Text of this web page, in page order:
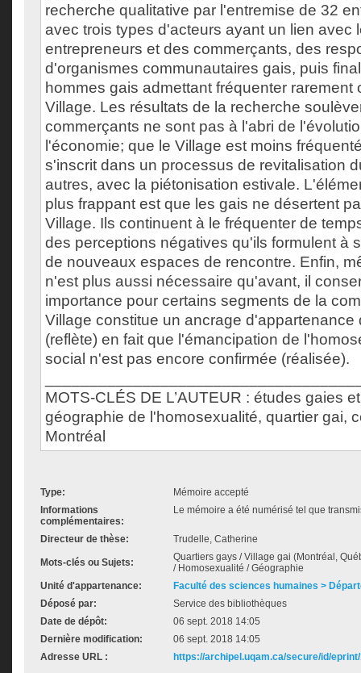
recherche qualitative par l'entremise de 32
avec trois types d'acteurs ayant un lien avec
entrepreneurs et des commerçants, des
d'organismes communautaires gais, puis
hommes gais admettant fréquenter rarement
Village. Les résultats de la recherche
commerçants ne sont pas à l'abri de
l'économie; que le Village est moins
s'inscrit dans un processus de revitalisation
autres, avec la piétonisation estivale.
plus frappant est que les gais ne désertent
Village. Ils continuent à le fréquenter de
des perceptions négatives qu'ils formulent à
de nouveaux espaces de rencontre. Enfin,
n'est plus aussi nécessaire qu'avant, il
importance pour certains segments de la
Village constitue un ancrage d'appartenance
(reflète) en fait que l'émancipation de
social n'est pas encore confirmée (réalisée).
MOTS-CLÉS DE L’AUTEUR : études gaies
géographie de l'homosexualité, quartier gai,
Montréal
Type:
Mémoire accepté
Informations
complémentaires:
Le mémoire a été numérisé tel que
Directeur de thèse: Trudelle, Catherine
Mots-clés ou Sujets:
Quartiers gays / Village gai (Montréal,
/ Homosexualité / Géographie
Unité d'appartenance:
Faculté des sciences humaines >
Déposé par:
Service des bibliothèques
Date de dépôt:
06 sept. 2018 14:05
Dernière modification:
06 sept. 2018 14:05
Adresse URL :
https://archipel.uqam.ca/secure/id/